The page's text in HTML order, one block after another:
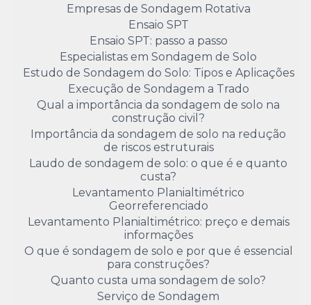
Empresas de Sondagem Rotativa
Ensaio SPT
Ensaio SPT: passo a passo
Especialistas em Sondagem de Solo
Estudo de Sondagem do Solo: Tipos e Aplicações
Execução de Sondagem a Trado
Qual a importância da sondagem de solo na
construção civil?
Importância da sondagem de solo na redução
de riscos estruturais
Laudo de sondagem de solo: o que é e quanto
custa?
Levantamento Planialtimétrico
Georreferenciado
Levantamento Planialtimétrico: preço e demais
informações
O que é sondagem de solo e por que é essencial
para construções?
Quanto custa uma sondagem de solo?
Serviço de Sondagem